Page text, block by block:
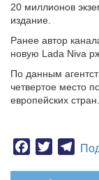
20 миллионов
издание.
Ранее автор
новую Lada Niva
По данным
четвертое место
европейских стран.
Facebook
Twitter